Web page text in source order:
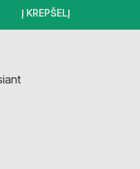
Į KREPŠELĮ